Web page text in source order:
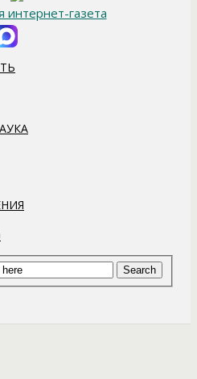
интернет-газета